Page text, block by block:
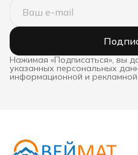
Нажимая «Подписаться», вы
указанных персональных
информационной и